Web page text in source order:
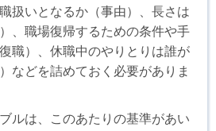
扱いとなるか（事由）、長さは
、職場復帰するための条件や手
職）、休職中のやりとりは誰が
などを詰めておく必要がありま
ルは、このあたりの基準があい